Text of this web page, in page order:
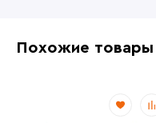
Похожие товары